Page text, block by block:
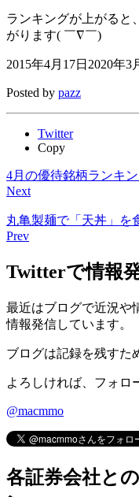
ランキングが上がると
がります( ￣∇￣)
2015年4月17日 2020年3
Posted by pazz
Twitter
Copy
4月の優待銘柄ランキ
Next
丸亀製麺で「天丼」を
Prev
Twitterで情報
最近はブログで近況や
情報発信しています。
ブログは記録を残すた
よろしければ、フォロ
@macmmo
各証券会社と